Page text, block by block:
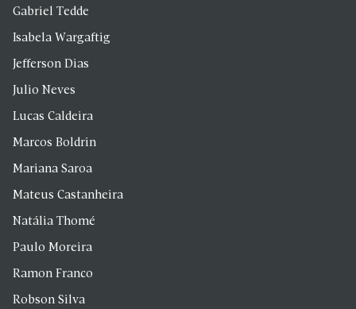
Gabriel Tedde
Isabela Wargaftig
Jefferson Dias
Julio Neves
Lucas Caldeira
Marcos Boldrin
Mariana Saroa
Mateus Castanheira
Natália Thomé
Paulo Moreira
Ramon Franco
Robson Silva